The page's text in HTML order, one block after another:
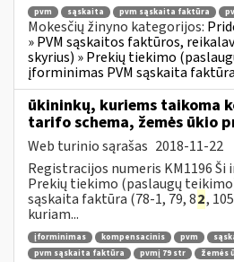
pvm sąskaita pvm sąskaita faktūra
Mokesčių žinyno kategorijos:
» PVM sąskaitos faktūros,
skyrius) » Prekių tiekimo
įforminimas PVM sąskaita
ūkininkų, kuriems taikoma
tarifo schema, žemės ūkio
Web turinio sąrašas 2018-11-22
Registracijos numeris KM1196
Prekių tiekimo (paslaugų
sąskaita faktūra (78-1, 79, 82,
kuriam...
įforminimas kompensacinis pvm
pvm sąskaita faktūra
pvmį 79 str
žemės